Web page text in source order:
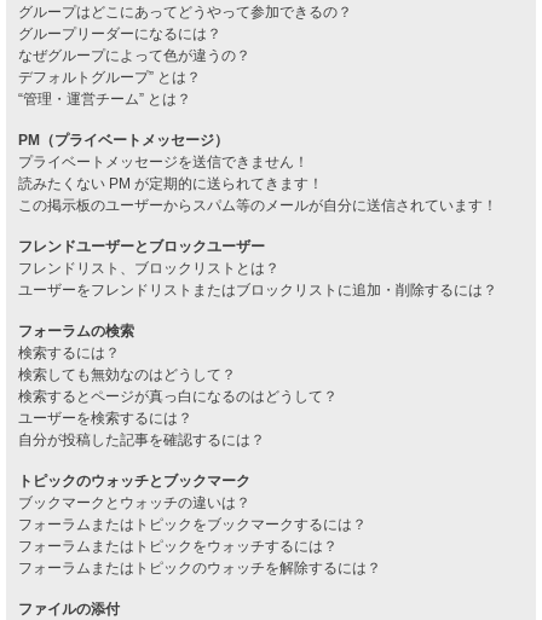
グループはどこにあってどうやって参加できるの？
グループリーダーになるには？
なぜグループによって色が違うの？
デフォルトグループ” とは？
“管理・運営チーム” とは？
PM（プライベートメッセージ）
プライベートメッセージを送信できません！
読みたくない PM が定期的に送られてきます！
この掲示板のユーザーからスパム等のメールが自分に送信されています！
フレンドユーザーとブロックユーザー
フレンドリスト、ブロックリストとは？
ユーザーをフレンドリストまたはブロックリストに追加・削除するには？
フォーラムの検索
検索するには？
検索しても無効なのはどうして？
検索するとページが真っ白になるのはどうして？
ユーザーを検索するには？
自分が投稿した記事を確認するには？
トピックのウォッチとブックマーク
ブックマークとウォッチの違いは？
フォーラムまたはトピックをブックマークするには？
フォーラムまたはトピックをウォッチするには？
フォーラムまたはトピックのウォッチを解除するには？
ファイルの添付